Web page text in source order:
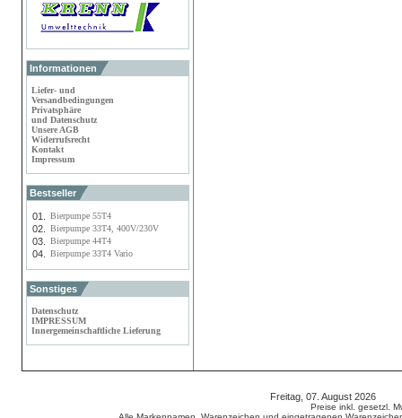
Informationen
Liefer- und
Versandbedingungen
Privatsphäre
und Datenschutz
Unsere AGB
Widerrufsrecht
Kontakt
Impressum
Bestseller
01. Bierpumpe 55T4
02. Bierpumpe 33T4, 400V/230V
03. Bierpumpe 44T4
04. Bierpumpe 33T4 Vario
Sonstiges
Datenschutz
IMPRESSUM
Innergemeinschaftliche Lieferung
Freitag, 07. August 2026
Preise inkl. gesetzl.